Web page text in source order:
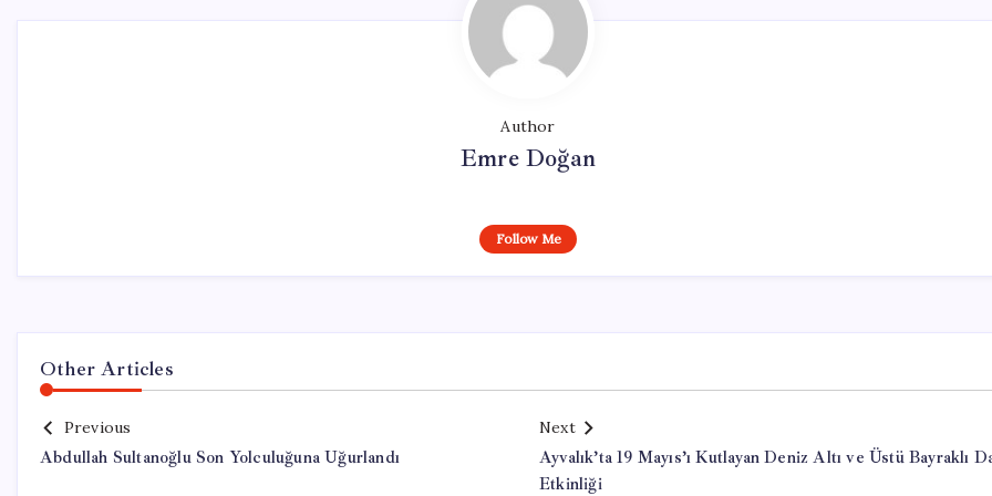
Author
Emre Doğan
Follow Me
Other Articles
Previous
Abdullah Sultanoğlu Son Yolculuğuna Uğurlandı
Next
Ayvalık’ta 19 Mayıs’ı Kutlayan Deniz Altı ve Üstü Bayraklı
Etkinliği